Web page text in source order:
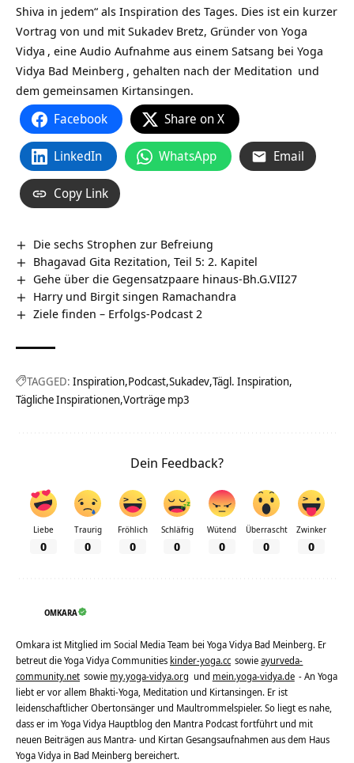
Shiva in jedem“ als Inspiration des Tages. Dies ist ein kurzer
Vortrag von und mit Sukadev Bretz, Gründer von Yoga
Vidya , eine Audio Aufnahme aus einem Satsang bei Yoga
Vidya Bad Meinberg , gehalten nach der Meditation und
dem gemeinsamen Kirtansingen.
Facebook Share on X
LinkedIn WhatsApp Email
Copy Link
Die sechs Strophen zur Befreiung
Bhagavad Gita Rezitation, Teil 5: 2. Kapitel
Gehe über die Gegensatzpaare hinaus-Bh.G.VII27
Harry und Birgit singen Ramachandra
Ziele finden – Erfolgs-Podcast 2
TAGGED: Inspiration Podcast Sukadev Tägl. Inspiration
Tägliche Inspirationen Vorträge mp3
Dein Feedback?
Liebe
0
Traurig
0
Fröhlich
0
Schläfrig
0
Wütend
0
Überrascht
0
Zwinker
0
OMKARA
Omkara ist Mitglied im Social Media Team bei Yoga Vidya Bad Meinberg. Er
betreut die Yoga Vidya Communities kinder-yoga.cc sowieayurveda-
community.net sowie my.yoga-vidya.org und mein.yoga-vidya.de - An Yoga
liebt er vor allem Bhakti-Yoga, Meditation und Kirtansingen. Er ist
leidenschaftlicher Obertonsänger und Maultrommelspieler. So liegt es nahe,
dass er im Yoga Vidya Hauptblog den Mantra Podcast fortführt und mit
neuen Beiträgen aus Mantra- und Kirtan Gesangsaufnahmen aus dem Haus
Yoga Vidya in Bad Meinberg bereichert.